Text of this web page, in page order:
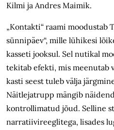
Kilmi ja Andres Maimik.
„Kontakti“ raami moodustab
sünnipäev“, mille lühikesi
kasseti jooksul. Sel nutikal
tekitab efekti, mis meenutab
kasti seest tuleb välja
Näitlejatrupp mängib
kontrollimatud jõud. Selline
narratiivireeglitega, lisades